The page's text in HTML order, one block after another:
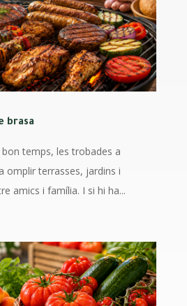
brasa
bon temps, les trobades a
omplir terrasses, jardins i
amics i família. I si hi ha...